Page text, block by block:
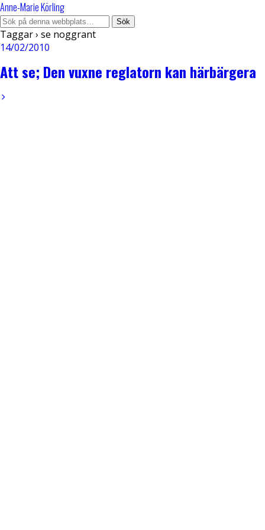
Anne-Marie Körling
Taggar › se noggrant
14/02/2010
Att se; Den vuxne reglatorn kan härbärgera